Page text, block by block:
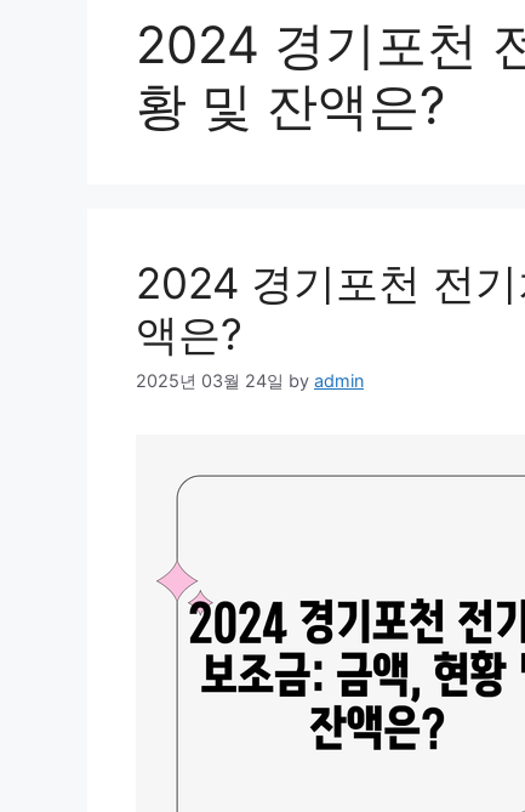
2024 경기포천
황 및 잔액은?
2024 경기포천 전
액은?
2025년 03월 24일 by admin